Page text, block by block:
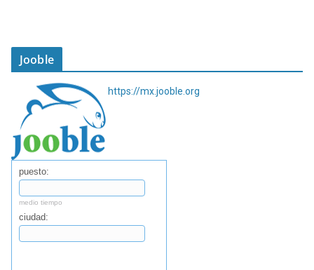
Jooble
https://mx.jooble.org
puesto:
medio tiempo
ciudad: